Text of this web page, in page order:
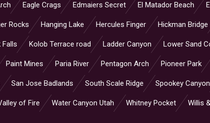
Eagle Crags Edmaiers Secret El Matador Beach
Rocks Hanging Lake Hercules Finger Hickman Bridge
Falls Kolob Terrace road Ladder Canyon Lower Sand
Paint Mines Paria River Pentagon Arch Pioneer Park
San Jose Badlands South Scale Ridge Spookey Canyon
of Fire Water Canyon Utah Whitney Pocket Willis